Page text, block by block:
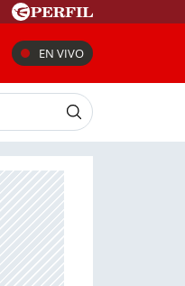
EN VIVO